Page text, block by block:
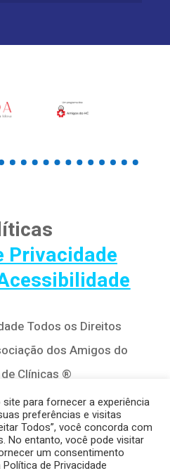
Privacidade
Todos os Direitos
dos Amigos do
Clínicas ®
320 – Alto da Glória,
Curitiba / PR
para fornecer a experiência
preferências e visitas
Todos”, você concorda com
No entanto, você pode visitar
um consentimento
de Privacidade